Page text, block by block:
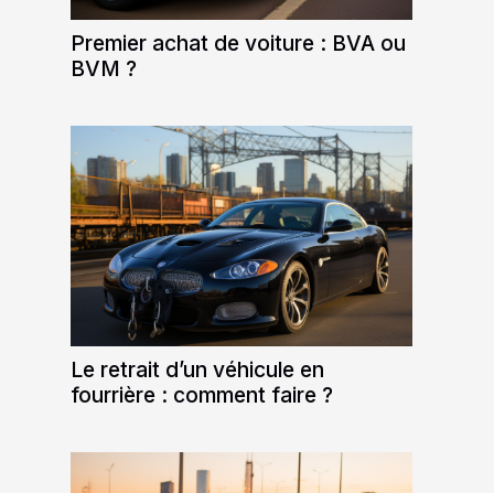
Premier achat de voiture : BVA ou
BVM ?
Le retrait d’un véhicule en
fourrière : comment faire ?